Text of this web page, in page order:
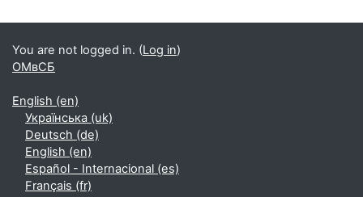
Blocks
You are not logged in. (Log in)
ОМвСБ
English ‎(en)‎
Українська ‎(uk)‎
Deutsch ‎(de)‎
English ‎(en)‎
Español - Internacional ‎(es)‎
Français ‎(fr)‎